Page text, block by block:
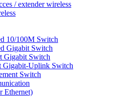
/ extender wireless
10/100M Switch
Gigabit Switch
Gigabit Switch
Gigabit-Uplink Switch
Switch
Ethernet)